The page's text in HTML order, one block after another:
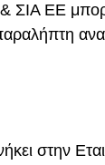
ΕΕ
στην